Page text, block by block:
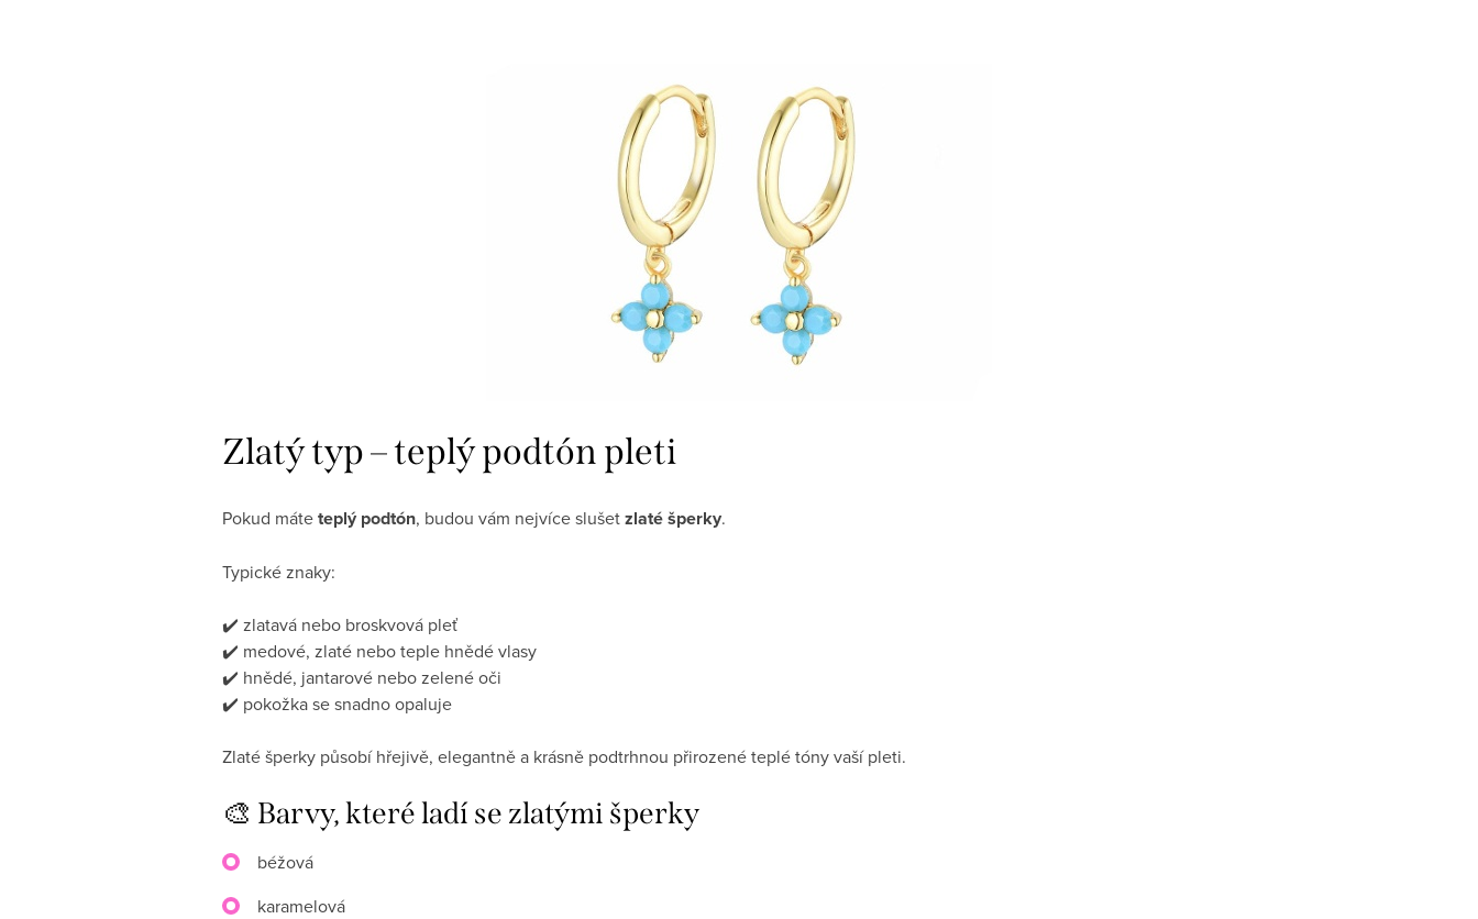
Zlatý typ – teplý podtón pleti
Pokud máteteplý podtón, budou vám nejvíce slušetzlaté šperky.
Typické znaky:
✔️ zlatavá nebo broskvová pleť
✔️ medové, zlaté nebo teple hnědé vlasy
✔️ hnědé, jantarové nebo zelené oči
✔️ pokožka se snadno opaluje
Zlaté šperky působí hřejivě, elegantně a krásně podtrhnou přirozené teplé tóny vaší pleti.
🎨 Barvy, které ladí se zlatými šperky
béžová
karamelová